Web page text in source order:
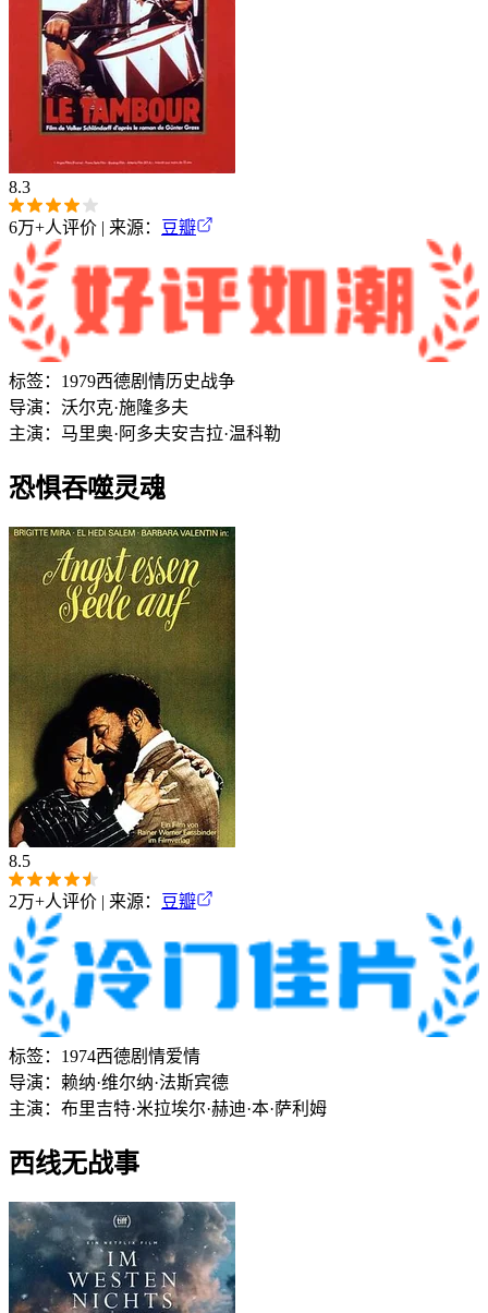
8.3
6万+人评价 | 来源： 豆瓣
标签： 1979西德剧情历史战争
导演： 沃尔克·施隆多夫
主演： 马里奥·阿多夫安吉拉·温科勒
恐惧吞噬灵魂
8.5
2万+人评价 | 来源： 豆瓣
标签： 1974西德剧情爱情
导演： 赖纳·维尔纳·法斯宾德
主演： 布里吉特·米拉埃尔·赫迪·本·萨利姆
西线无战事